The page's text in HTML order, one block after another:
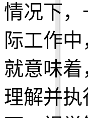
情况下
际工作
就意味
理解并